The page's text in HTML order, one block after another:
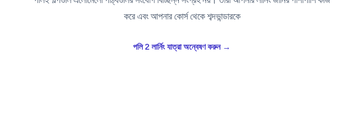
করে এবং আপনার কোর্স থেকে শব্দভান্ডারকে
পলি 2 লার্নিং যাত্রা অন্বেষণ করুন →